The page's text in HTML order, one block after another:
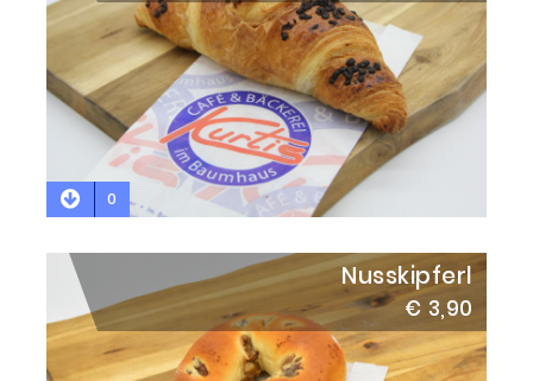
0
Nusskipferl
€ 3,90